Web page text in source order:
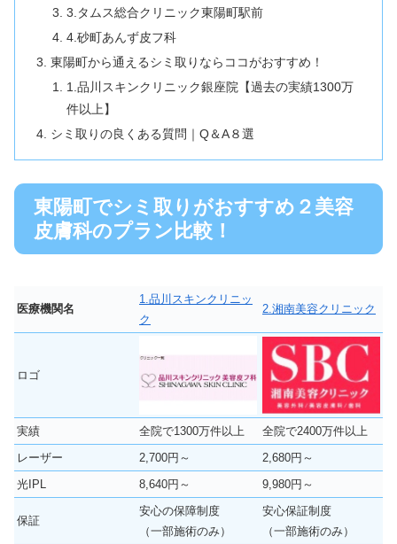
3.タムス総合クリニック東陽町駅前
4.砂町あんず皮フ科
東陽町から通えるシミ取りならココがおすすめ！
1.品川スキンクリニック銀座院【過去の実績1300万
件以上】
シミ取りの良くある質問｜Q＆A８選
東陽町でシミ取りがおすすめ２美容
皮膚科のプラン比較！
医療機関名
1.品川スキンクリニッ
ク
2.湘南美容クリニック
ロゴ
実績 全院で1300万件以上
全院で2400万件以上
レーザー
2,700円～
2,680円～
光IPL
8,640円～ 9,980円～
保証
安心の保障制度
（一部施術のみ）
安心保証制度
（一部施術のみ）